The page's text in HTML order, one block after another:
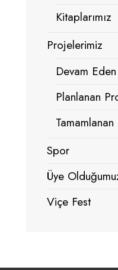
Kitaplarımız
Projelerimiz
Devam
Planlanan
Spor
Üye
Viçe Fest